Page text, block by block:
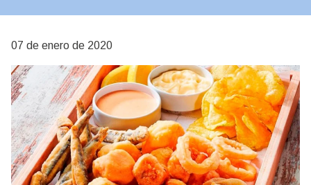
07 de enero de 2020